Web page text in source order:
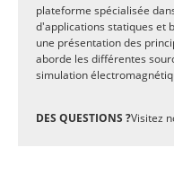
plateforme spécialisée
d'applications statiques et
une présentation des
aborde les différentes
simulation
DES QUESTIONS ?Visitez